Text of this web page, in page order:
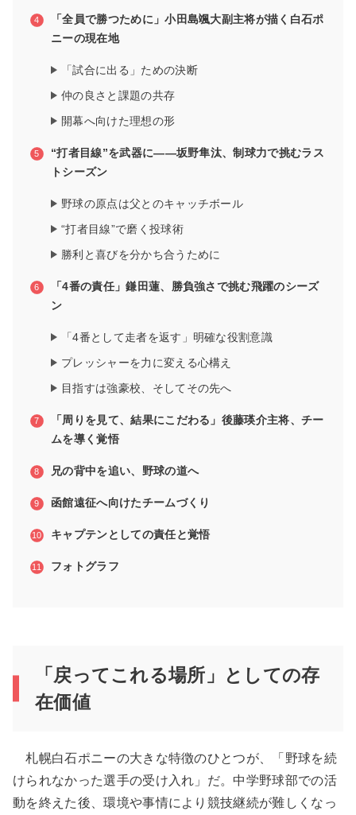
「全員で勝つために」小田島颯大副主将が描く白石ポ
ニーの現在地
「試合に出る」ための決断
仲の良さと課題の共存
開幕へ向けた理想の形
“打者目線”を武器に――坂野隼汰、制球力で挑むラス
トシーズン
野球の原点は父とのキャッチボール
“打者目線”で磨く投球術
勝利と喜びを分かち合うために
「4番の責任」鎌田蓮、勝負強さで挑む飛躍のシーズ
ン
「4番として走者を返す」明確な役割意識
プレッシャーを力に変える心構え
目指すは強豪校、そしてその先へ
「周りを見て、結果にこだわる」後藤瑛介主将、チー
ムを導く覚悟
兄の背中を追い、野球の道へ
函館遠征へ向けたチームづくり
キャプテンとしての責任と覚悟
フォトグラフ
「戻ってこれる場所」としての存
在価値
札幌白石ポニーの大きな特徴のひとつが、「野球を続
けられなかった選手の受け入れ」だ。中学野球部での活
動を終えた後、環境や事情により競技継続が難しくなっ